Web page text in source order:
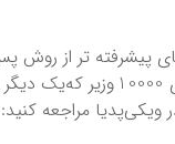
تر از روش 10000 وزیر که‌یک
ویکی‌پدیا مراجعه کنید: